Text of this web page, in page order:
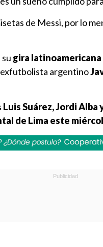
de Messi, por lo
gira
argentino
Luis Suárez, Jordi Alba
de Lima este